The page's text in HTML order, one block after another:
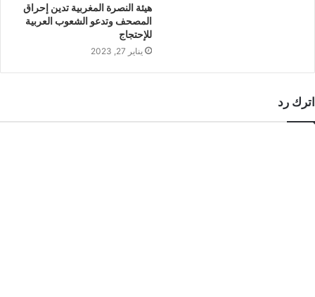
هيئة النصرة المغربية تدين إحراق
المصحف وتدعو الشعوب العربية
للإحتجاج
يناير 27, 2023
اترك رد